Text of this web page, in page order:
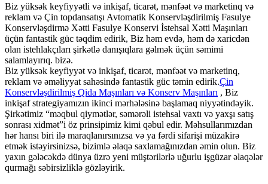
Biz yüksək keyfiyyətli və inkişaf, ticarət, mənfəət və marketinq və
reklam və Çin topdansatışı Avtomatik Konservləşdirilmiş Fasulye
Konservləşdirmə Xətti Fasulye Konservi İstehsal Xətti Maşınları
üçün fantastik güc təqdim edirik, Biz həm evdə, həm də xaricdən
olan istehlakçıları şirkətlə danışıqlara gəlmək üçün səmimi
salamlayırıq. bizə.
Biz yüksək keyfiyyət və inkişaf, ticarət, mənfəət və marketinq,
reklam və əməliyyat sahəsində fantastik güc təmin edirik.Çin
Konservləşdirilmiş Qida Maşınları və Konserv Maşınları , Biz
inkişaf strategiyamızın ikinci mərhələsinə başlamaq niyyətindəyik.
Şirkətimiz “məqbul qiymətlər, səmərəli istehsal vaxtı və yaxşı satış
sonrası xidmət”i öz prinsipimiz kimi qəbul edir. Məhsullarımızdan
hər hansı biri ilə maraqlanırsınızsa və ya fərdi sifarişi müzakirə
etmək istəyirsinizsə, bizimlə əlaqə saxlamağınızdan əmin olun. Biz
yaxın gələcəkdə dünya üzrə yeni müştərilərlə uğurlu işgüzar əlaqələr
qurmağı səbirsizliklə gözləyirik.